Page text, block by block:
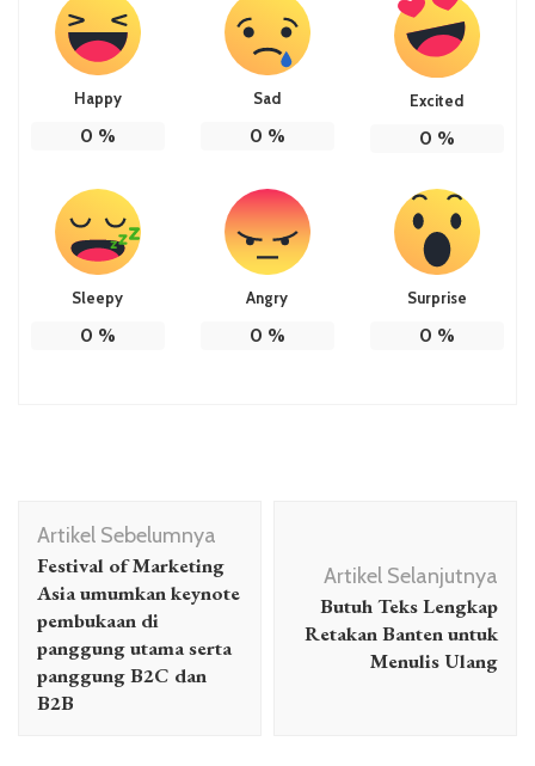
Happy
0 %
Sad
0 %
Excited
0 %
Sleepy
0 %
Angry
0 %
Surprise
0 %
Navigasi
Artikel
Artikel Sebelumnya
Festival of Marketing
Asia umumkan keynote
pembukaan di
panggung utama serta
panggung B2C dan
B2B
Artikel Selanjutnya
Butuh Teks Lengkap
Retakan Banten untuk
Menulis Ulang